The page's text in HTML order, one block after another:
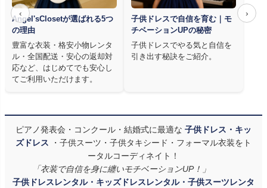
‹ ›
Angel'sClosetが選ばれる5つ
の理由
豊富な衣装・格安小物レンタ
ル・全国配送・安心の返却対
応など、はじめてでも安心し
てご利用いただけます。
子供ドレスで自信を育む｜モ
チベーションUPの秘密
子供ドレスでやる気と自信を
引き出す秘訣をご紹介。
ピアノ発表会・コンクール・結婚式に最適な 子供ドレス・キッ
ズドレス
・子供スーツ・子供タキシード・フォーマル衣装をト
ータルコーディネイト！
「衣装で自信を身に纏いモチベーションUP！」
子供ドレスレンタル・キッズドレスレンタル・子供スーツレンタ